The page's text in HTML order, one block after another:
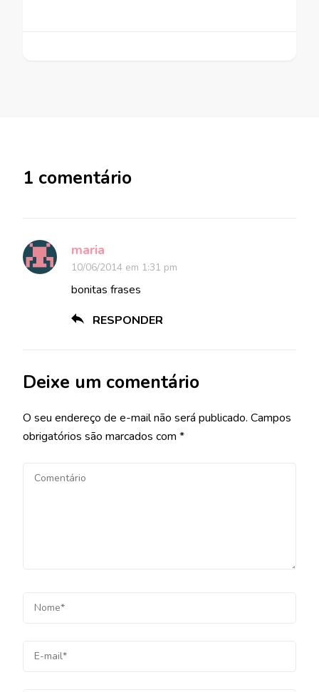
1 comentário
maria
10/06/2014 em 1:31 pm
bonitas frases
RESPONDER
Deixe um comentário
O seu endereço de e-mail não será publicado. Campos
obrigatórios são marcados com *